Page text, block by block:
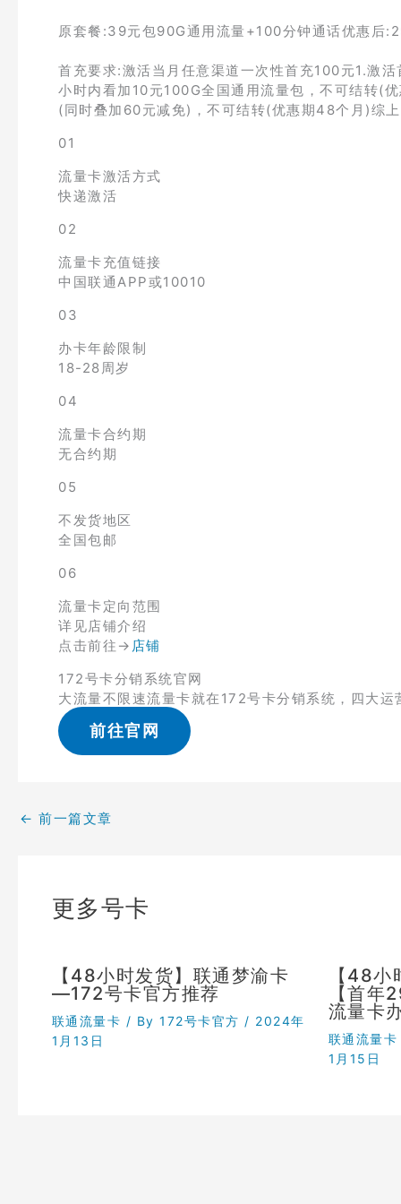
原套餐:39元包90G通用流量+100分钟通话优惠后
首充要求:激活当月任意渠道一次性首充100元1.激
小时内看加10元100G全国通用流量包，不可结转(
(同时叠加60元减免)，不可结转(优惠期48个月)综
01
流量卡激活方式
快递激活
02
流量卡充值链接
中国联通APP或10010
03
办卡年龄限制
18-28周岁
04
流量卡合约期
无合约期
05
不发货地区
全国包邮
06
流量卡定向范围
详见店铺介绍
点击前往→ 店铺
172号卡分销系统官网
大流量不限速流量卡就在172号卡分销系统，四大运
前往官网
← 前一篇文章
更多号卡
【48小时发货】联通梦渝卡
—172号卡官方推荐
联通流量卡 / By 172号卡官方 / 2024年
1月13日
【48
【首
流量卡
联通流量卡
1月15日